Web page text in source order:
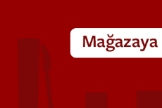
Eyebrow
ile kaşlarınıza özel
gün boyu etkisini
kaşlarınızdaki